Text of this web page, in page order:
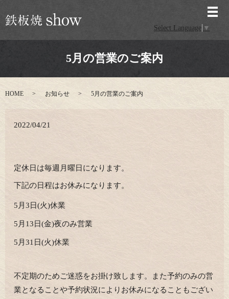
メ
Select Language ▼
5月の営業のご案内
HOME お知らせ 5月の営業のご案内
2022/04/21
定休日は毎週月曜日になります。
下記の日程はお休みになります。
5月3日(火)休業
5月13日(金)夜のみ営業
5月31日(火)休業
不定期のためご迷惑をお掛け致します。また予約のみの営
業となることや予約状況によりお休みになることもござい